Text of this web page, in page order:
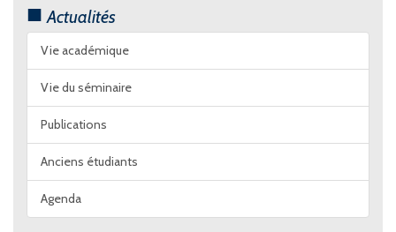
Actualités
Vie académique
Vie du séminaire
Publications
Anciens étudiants
Agenda